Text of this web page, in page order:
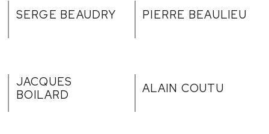
SERGE BEAUDRY PIERRE BEAULIEU
JACQUES
BOILARD
ALAIN COUTU